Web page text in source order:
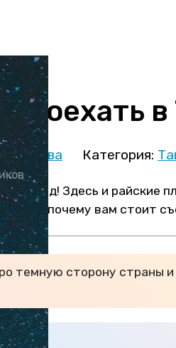
поехать
Категория:
Здесь и райские
почему вам стоит
темную сторону страны